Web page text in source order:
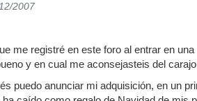
2007
me registré en este foro al entrar en
y en cual me aconsejasteis del
puedo anunciar mi adquisición, en un